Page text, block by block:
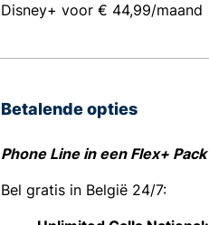
Disney+ voor € 44,99/maand
Betalende opties
Phone Line in een Flex+ Pack
Bel gratis in België 24/7: